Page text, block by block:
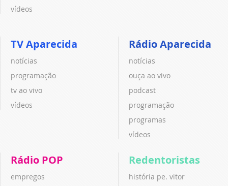
vídeos
TV Aparecida
notícias
programação
tv ao vivo
vídeos
Rádio Aparecida
notícias
ouça ao vivo
podcast
programação
programas
vídeos
Rádio POP
empregos
Redentoristas
história pe. vitor